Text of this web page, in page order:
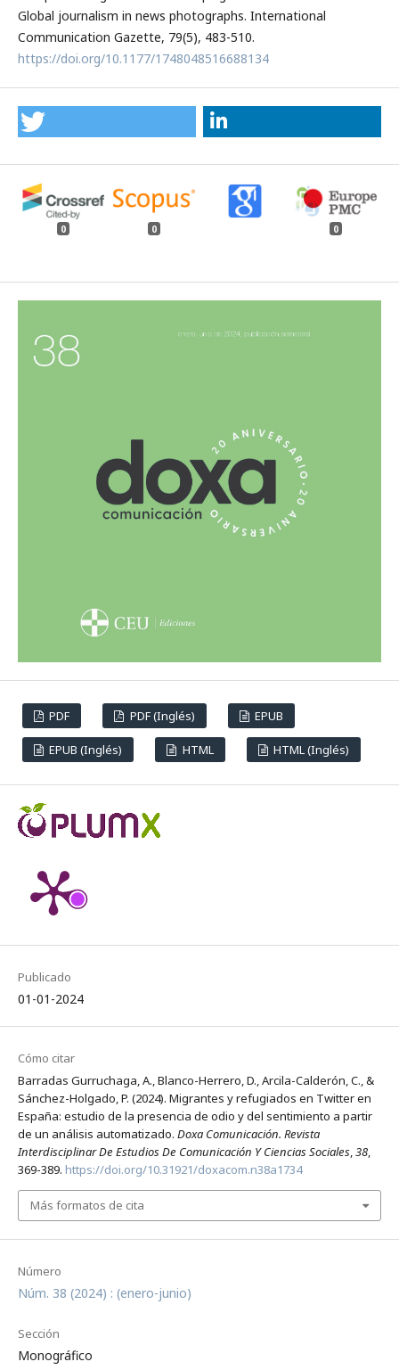
Global journalism in news photographs. International
Communication Gazette, 79(5), 483-510.
https://doi.org/10.1177/1748048516688134
PDF PDF (Inglés) EPUB
EPUB (Inglés) HTML HTML (Inglés)
Publicado
01-01-2024
Número
Núm. 38 (2024) : (enero-junio)
Sección
Monográfico
Cómo citar
Barradas Gurruchaga, A., Blanco-Herrero, D., Arcila-Calderón, C., &
Sánchez-Holgado, P. (2024). Migrantes y refugiados en Twitter en
España: estudio de la presencia de odio y del sentimiento a partir
de un análisis automatizado. Doxa Comunicación. Revista
Interdisciplinar De Estudios De Comunicación Y Ciencias Sociales,38,
369-389. https://doi.org/10.31921/doxacom.n38a1734
Más formatos de cita
0 0 0